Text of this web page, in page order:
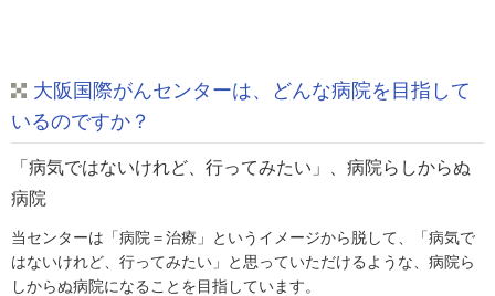
大阪国際がんセンターは、どんな病院を目指して
いるのですか？
「病気ではないけれど、行ってみたい」、病院らしからぬ
病院
当センターは「病院＝治療」というイメージから脱して、「病気で
はないけれど、行ってみたい」と思っていただけるような、病院ら
しからぬ病院になることを目指しています。